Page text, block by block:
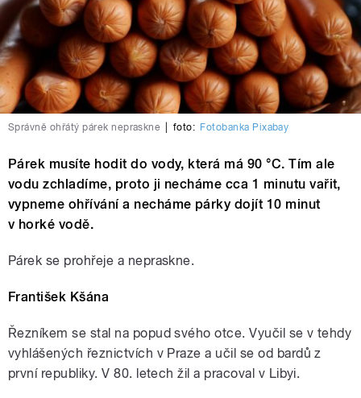
Správně ohřátý párek nepraskne foto: Fotobanka Pixabay
Párek musíte hodit do vody, která má 90 °C. Tím ale
vodu zchladíme, proto ji necháme cca 1 minutu vařit,
vypneme ohřívání a necháme párky dojít 10 minut
v horké vodě.
Párek se prohřeje a nepraskne.
František Kšána
Řezníkem se stal na popud svého otce. Vyučil se v tehdy
vyhlášených řeznictvích v Praze a učil se od bardů z
první republiky. V 80. letech žil a pracoval v Libyi.